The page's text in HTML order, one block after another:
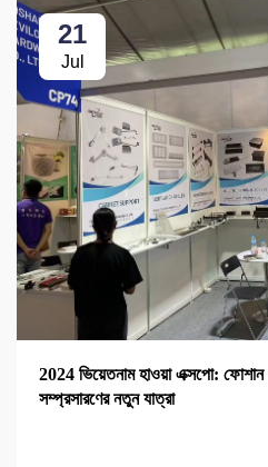
21
Jul
2024 ভিয়েতনাম হাওয়া এক্সপো: ফোশান
সম্প্রসারণের নতুন যাত্রা